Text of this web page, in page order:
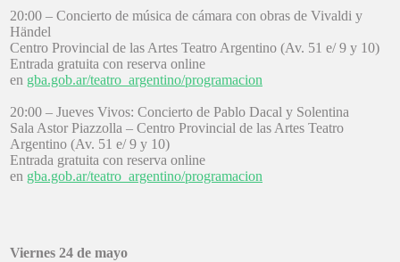
20:00 – Concierto de música de cámara con obras de Vivaldi y
Händel
Centro Provincial de las Artes Teatro Argentino (Av. 51 e/ 9 y 10)
Entrada gratuita con reserva online
en gba.gob.ar/teatro_argentino/programacion
20:00 – Jueves Vivos: Concierto de Pablo Dacal y Solentina
Sala Astor Piazzolla – Centro Provincial de las Artes Teatro
Argentino (Av. 51 e/ 9 y 10)
Entrada gratuita con reserva online
en gba.gob.ar/teatro_argentino/programacion
Viernes 24 de mayo